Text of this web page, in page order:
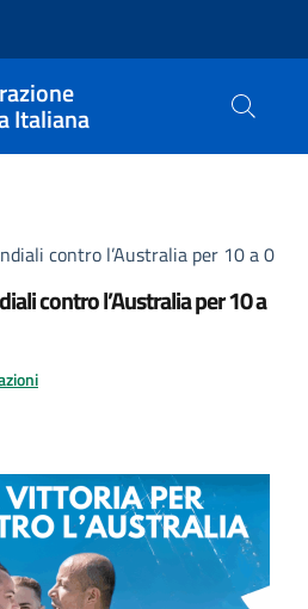
Italiana
contro l’Australia per 10 a 0
contro l’Australia per 10 a